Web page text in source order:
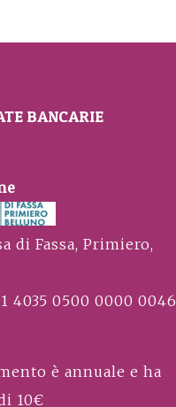
BANCARIE
di Fassa, Primiero,
4035 0500 0000 0046
è annuale e ha
10€